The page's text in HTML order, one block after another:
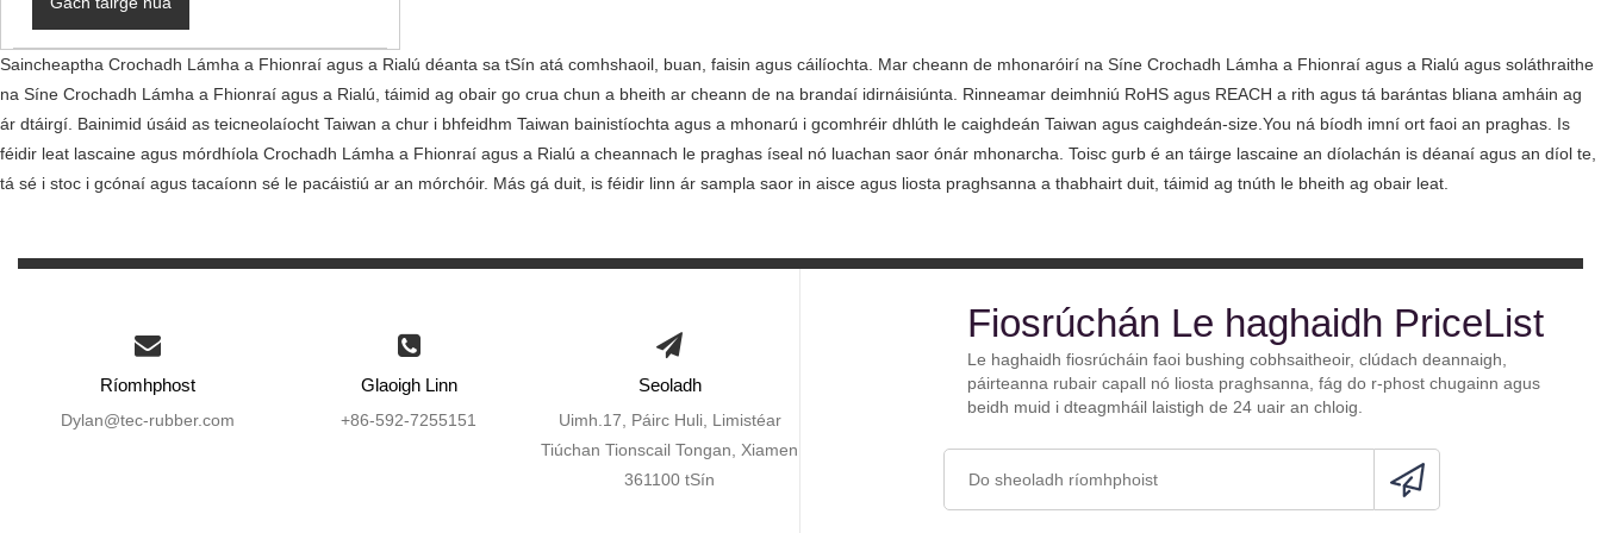
Saincheaptha Crochadh Lámha a Fhionraí agus a Rialú déanta sa tSín atá comhshaoil, buan, faisin agus cáilíochta. Mar cheann de mhonaróirí na Síne Crochadh Lámha a Fhionraí agus a Rialú agus soláthraithe
na Síne Crochadh Lámha a Fhionraí agus a Rialú, táimid ag obair go crua chun a bheith ar cheann de na brandaí idirnáisiúnta. Rinneamar deimhniú RoHS agus REACH a rith agus tá barántas bliana amháin ag
ár dtáirgí. Bainimid úsáid as teicneolaíocht Taiwan a chur i bhfeidhm Taiwan bainistíochta agus a mhonarú i gcomhréir dhlúth le caighdeán Taiwan agus caighdeán-size.You ná bíodh imní ort faoi an praghas. Is
féidir leat lascaine agus mórdhíola Crochadh Lámha a Fhionraí agus a Rialú a cheannach le praghas íseal nó luachan saor ónár mhonarcha. Toisc gurb é an táirge lascaine an díolachán is déanaí agus an díol te,
tá sé i stoc i gcónaí agus tacaíonn sé le pacáistiú ar an mórchóir. Más gá duit, is féidir linn ár sampla saor in aisce agus liosta praghsanna a thabhairt duit, táimid ag tnúth le bheith ag obair leat.
Ríomhphost
Dylan@tec-rubber.com
Glaoigh Linn
+86-592-7255151
Seoladh
Uimh.17, Páirc Huli, Limistéar
Tiúchan Tionscail Tongan, Xiamen
361100 tSín
Fiosrúchán Le haghaidh PriceList
Le haghaidh fiosrúcháin faoi bushing cobhsaitheoir, clúdach deannaigh,
páirteanna rubair capall nó liosta praghsanna, fág do r-phost chugainn agus
beidh muid i dteagmháil laistigh de 24 uair an chloig.